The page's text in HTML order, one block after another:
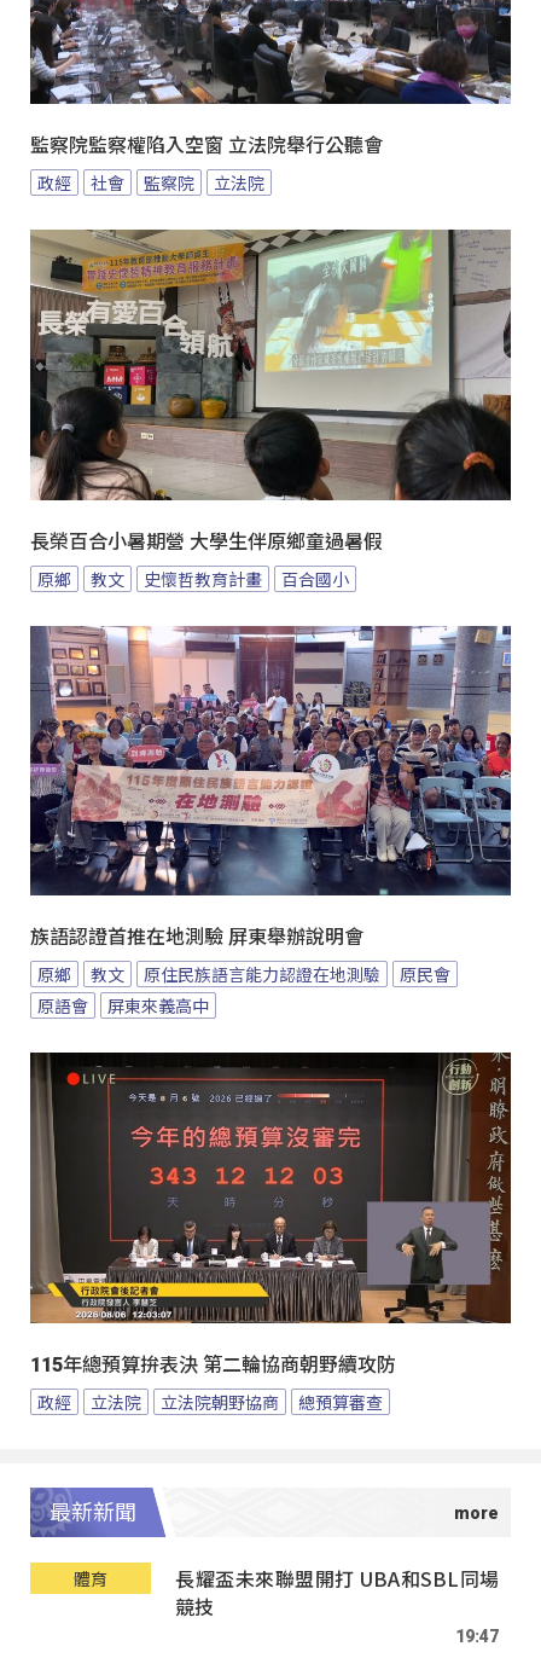
監察院監察權陷入空窗 立法院舉行公聽會
政經 社會 監察院 立法院
長榮百合小暑期營 大學生伴原鄉童過暑假
原鄉 教文 史懷哲教育計畫 百合國小
族語認證首推在地測驗 屏東舉辦說明會
原鄉 教文 原住民族語言能力認證在地測驗
原民會
原語會
屏東來義高中
115年總預算拚表決 第二輪協商朝野續攻防
政經 立法院 立法院朝野協商 總預算審查
最新新聞
體育
長耀盃未來聯盟開打 UBA和SBL同場
競技
19:47